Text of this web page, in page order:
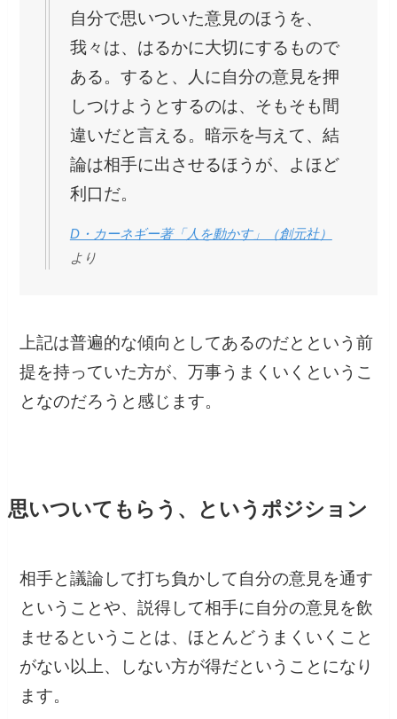
自分で思いついた意見のほうを、
我々は、はるかに大切にするもので
ある。すると、人に自分の意見を押
しつけようとするのは、そもそも間
違いだと言える。暗示を与えて、結
論は相手に出させるほうが、よほど
利口だ。
D・カーネギー著「人を動かす」（創元社）
より
上記は普遍的な傾向としてあるのだとという前
提を持っていた方が、万事うまくいくというこ
となのだろうと感じます。
思いついてもらう、というポジション
相手と議論して打ち負かして自分の意見を通す
ということや、説得して相手に自分の意見を飲
ませるということは、ほとんどうまくいくこと
がない以上、しない方が得だということになり
ます。